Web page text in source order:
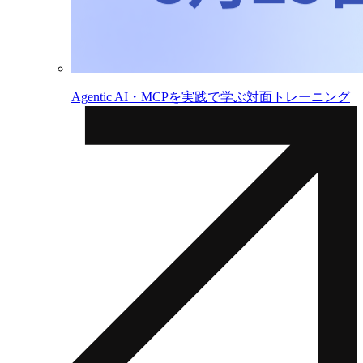
Agentic AI・MCPを実践で学ぶ対面トレーニング